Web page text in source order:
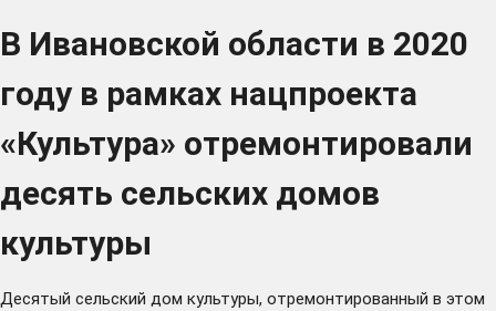
В Ивановской области в 2020
году в рамках нацпроекта
«Культура» отремонтировали
десять сельских домов
культуры
Десятый сельский дом культуры, отремонтированный в этом